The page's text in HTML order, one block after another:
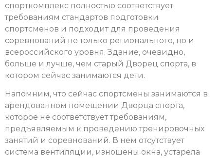
спорткомплекс полностью соответствует
требованиям стандартов подготовки
спортсменов и подходит для проведения
соревнований не только регионального, но и
всероссийского уровня. Здание, очевидно,
больше и лучше, чем старый Дворец спорта, в
котором сейчас занимаются дети.
Напомним, что сейчас спортсмены занимаются в
арендованном помещении Дворца спорта,
которое не соответствует требованиям,
предъявляемым к проведению тренировочных
занятий и соревнований. В нем отсутствует
система вентиляции, изношены окна, устарела